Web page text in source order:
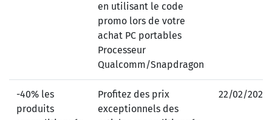
en utilisant le code
promo lors de votre
achat PC portables
Processeur
Qualcomm/Snapdragon
-40% les
produits
Profitez des prix
exceptionnels des
22/02/2026